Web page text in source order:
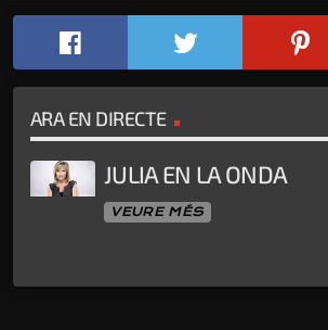
ARA EN DIRECTE
JULIA EN LA ONDA
VEURE MÉS